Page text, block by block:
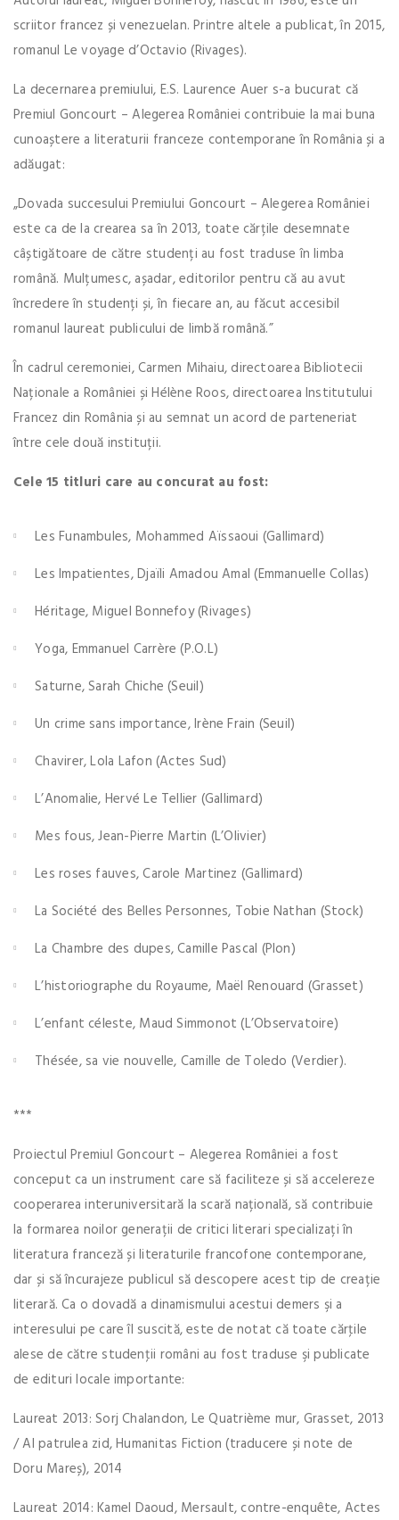
scriitor francez și venezuelan. Printre altele a publicat, în 2015,
romanul Le voyage d’Octavio (Rivages).
La decernarea premiului, E.S. Laurence Auer s-a bucurat că
Premiul Goncourt – Alegerea României contribuie la mai buna
cunoaștere a literaturii franceze contemporane în România și a
adăugat:
„Dovada succesului Premiului Goncourt – Alegerea României
este ca de la crearea sa în 2013, toate cărțile desemnate
câștigătoare de către studenți au fost traduse în limba
română. Mulțumesc, așadar, editorilor pentru că au avut
încredere în studenți și, în fiecare an, au făcut accesibil
romanul laureat publicului de limbă română.”
În cadrul ceremoniei, Carmen Mihaiu, directoarea Bibliotecii
Naționale a României și Hélène Roos, directoarea Institutului
Francez din România și au semnat un acord de parteneriat
între cele două instituții.
Cele 15 titluri care au concurat au fost:
Les Funambules, Mohammed Aïssaoui (Gallimard)
Les Impatientes, Djaïli Amadou Amal (Emmanuelle Collas)
Héritage, Miguel Bonnefoy (Rivages)
Yoga, Emmanuel Carrère (P.O.L)
Saturne, Sarah Chiche (Seuil)
Un crime sans importance, Irène Frain (Seuil)
Chavirer, Lola Lafon (Actes Sud)
L’Anomalie, Hervé Le Tellier (Gallimard)
Mes fous, Jean-Pierre Martin (L’Olivier)
Les roses fauves, Carole Martinez (Gallimard)
La Société des Belles Personnes, Tobie Nathan (Stock)
La Chambre des dupes, Camille Pascal (Plon)
L’historiographe du Royaume, Maël Renouard (Grasset)
L’enfant céleste, Maud Simmonot (L’Observatoire)
Thésée, sa vie nouvelle, Camille de Toledo (Verdier).
***
Proiectul Premiul Goncourt – Alegerea României a fost
conceput ca un instrument care să faciliteze și să accelereze
cooperarea interuniversitară la scară națională, să contribuie
la formarea noilor generații de critici literari specializați în
literatura franceză și literaturile francofone contemporane,
dar și să încurajeze publicul să descopere acest tip de creație
literară. Ca o dovadă a dinamismului acestui demers şi a
interesului pe care îl suscită, este de notat că toate cărţile
alese de către studenţii români au fost traduse şi publicate
de edituri locale importante:
Laureat 2013: Sorj Chalandon, Le Quatrième mur, Grasset, 2013
/ Al patrulea zid, Humanitas Fiction (traducere și note de
Doru Mareș), 2014
Laureat 2014: Kamel Daoud, Mersault, contre-enquête, Actes